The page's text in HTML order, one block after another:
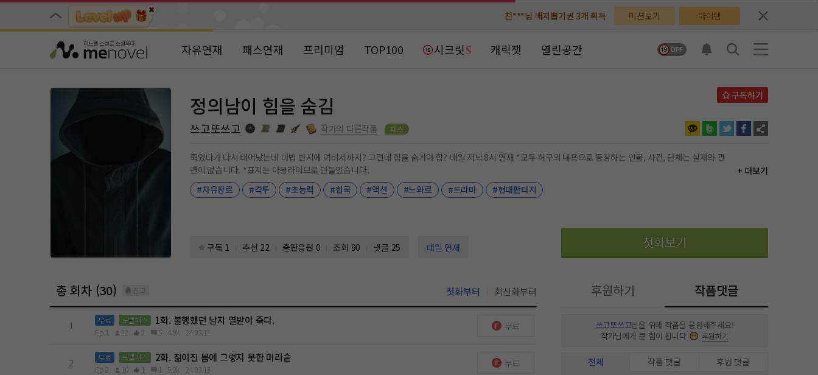
천***님 배지뽑기권 3개 획득
천***님 배지뽑기권 3개 획득
메**님 노벨패스 체험권 3일 획득
메**님 노벨패스 체험권 3일 획득
미션보기 아이템
자유연재 패스연재 프리미엄 TOP100 시크릿 캐릭챗 열린공간
정의남이 힘을 숨김
쓰고또쓰고 작가의 다른작품
죽었다가 다시 태어났는데 마법 반지에 여비서까지? 그런데 힘을 숨겨야 함? 매일 저녁 8시 연재 *모두 허구의 내용으로 등장하는 인물, 사건, 단체는 실제와 관
련이 없습니다. *표지는 아몽라이브로 만들었습니다.
+ 더보기
#자유장르
#격투 #초능력 #한국 #액션 #느와르 #드라마 #현대판타지
구독 1 추천 22 출판응원 0 조회 90 댓글 25 매일 연재 첫화보기
총 회차 (30) 신고 첫화부터 최신화부터
1 무료 노벨패스 1화. 불행했던 남자 열받아 죽다.
Ep.1 22 2 5 4.9k 24.03.12
무료
2 무료 노벨패스 2화. 젊어진 몸에 그렇지 못한 머리숱
Ep.2 10 1 1 5.2k 24.03.13
무료
후원하기 작품댓글
쓰고또쓰고님을 위해 작품을 응원해주세요!
작가님에게 큰 힘이 됩니다
후원하기
전체 작품 댓글 후원 댓글